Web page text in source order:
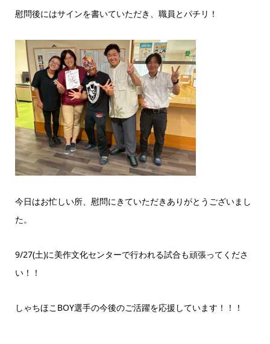
慰問後にはサインを書いていただき、職員とパチリ！
今日はお忙しい所、慰問にきていただきありがとうございまし
た。
9/27(土)に美作文化センターで行われる試合も頑張ってくださ
い！！
しゃちほこBOY選手の今後のご活躍を応援しています！！！